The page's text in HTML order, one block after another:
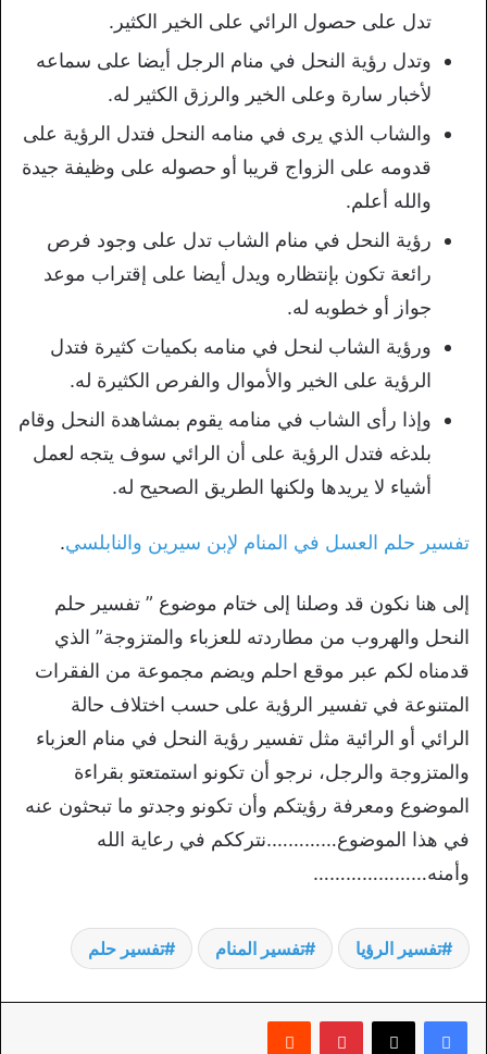
تدل على حصول الرائي على الخير الكثير.
وتدل رؤية النحل في منام الرجل أيضا على سماعه
لأخبار سارة وعلى الخير والرزق الكثير له.
والشاب الذي يرى في منامه النحل فتدل الرؤية على
قدومه على الزواج قريبا أو حصوله على وظيفة جيدة
والله أعلم.
رؤية النحل في منام الشاب تدل على وجود فرص
رائعة تكون بإنتظاره ويدل أيضا على إقتراب موعد
جواز أو خطوبه له.
ورؤية الشاب لنحل في منامه بكميات كثيرة فتدل
الرؤية على الخير والأموال والفرص الكثيرة له.
وإذا رأى الشاب في منامه يقوم بمشاهدة النحل وقام
بلدغه فتدل الرؤية على أن الرائي سوف يتجه لعمل
أشياء لا يريدها ولكنها الطريق الصحيح له.
تفسير حلم العسل في المنام لإبن سيرين والنابلسي.
إلى هنا نكون قد وصلنا إلى ختام موضوع ” تفسير حلم
النحل والهروب من مطاردته للعزباء والمتزوجة” الذي
قدمناه لكم عبر موقع احلم ويضم مجموعة من الفقرات
المتنوعة في تفسير الرؤية على حسب اختلاف حالة
الرائي أو الرائية مثل تفسير رؤية النحل في منام العزباء
والمتزوجة والرجل، نرجو أن تكونو استمتعتو بقراءة
الموضوع ومعرفة رؤيتكم وأن تكونو وجدتو ما تبحثون عنه
في هذا الموضوع………….نترككم في رعاية الله
وأمنه…………………
تفسير الرؤيا تفسير المنام تفسير حلم
بينتيريست